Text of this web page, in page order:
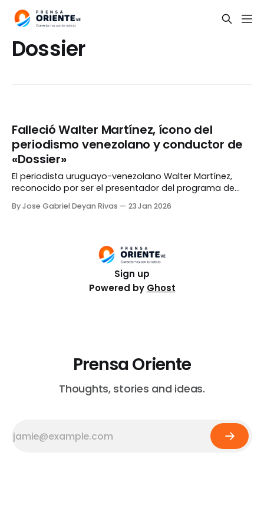
Dossier
Falleció Walter Martínez, ícono del
periodismo venezolano y conductor de
«Dossier»
El periodista uruguayo-venezolano Walter Martínez,
reconocido por ser el presentador del programa de
Caracas. La noticia fue confirmada por el ministro de
By Jose Gabriel Deyan Rivas 23 Jan 2026
Sign up
Powered by Ghost
Prensa Oriente
Thoughts, stories and ideas.